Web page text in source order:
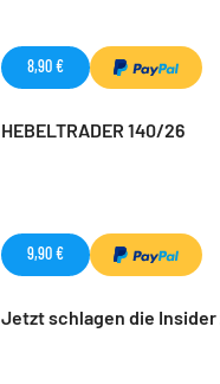
8,90 €
HEBELTRADER 140/26
9,90 €
Jetzt schlagen die Insider